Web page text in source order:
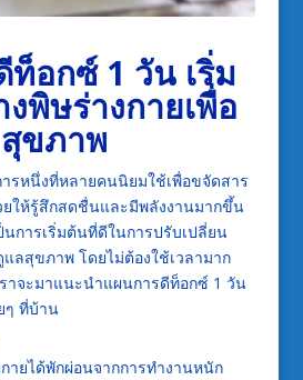
อกซ์ 1 วัน เริ่ม
พิษร่างกายเพื่อ
สุขภาพ
รหนึ่งที่หลายคนนิยมใช้เพื่อขจัดสาร
ยให้รู้สึกสดชื่นและมีพลังงานมากขึ้น
การเริ่มต้นที่ดีในการปรับเปลี่ยน
ลสุขภาพ โดยไม่ต้องใช้เวลามาก
าจะมาแนะนำแผนการดีท็อกซ์ 1 วัน
ๆ ที่บ้าน
ายได้พักผ่อนจากการทำงานหนัก